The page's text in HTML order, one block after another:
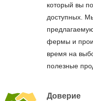
который вы
доступных.
фермы и
время на
полезные
Доверие